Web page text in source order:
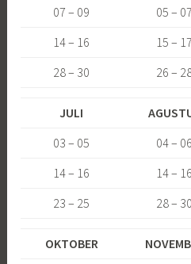
07 – 09
05 – 07
14 – 16
15 – 17
28 – 30
26 –
JULI
03 – 05
04 – 06
14 – 16
14 – 16
23 – 25
28 – 30
OKTOBER